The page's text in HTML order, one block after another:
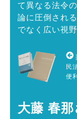
て異なる法令
論に圧倒され
でなく広い視
民
便
大藤 春那